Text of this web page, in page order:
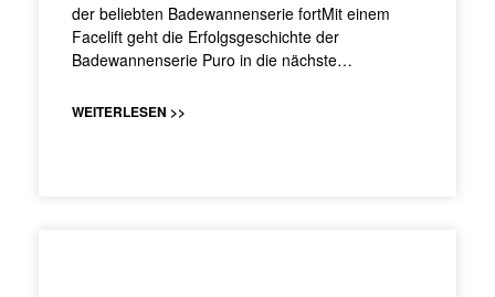
der beliebten Badewannenserie fortMit einem
Facelift geht die Erfolgsgeschichte der
Badewannenserie Puro in die nächste…
WEITERLESEN >>